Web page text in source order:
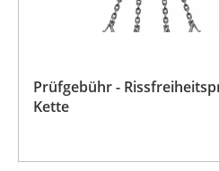
Prüfgebühr -
Kette